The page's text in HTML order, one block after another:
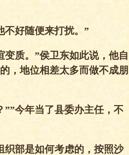
不好随便来打扰。”
质。”侯卫东如此说，他自
，地位相差太多而做不成朋
今年当了县委办主任，不
织部是如何考虑的，按照沙